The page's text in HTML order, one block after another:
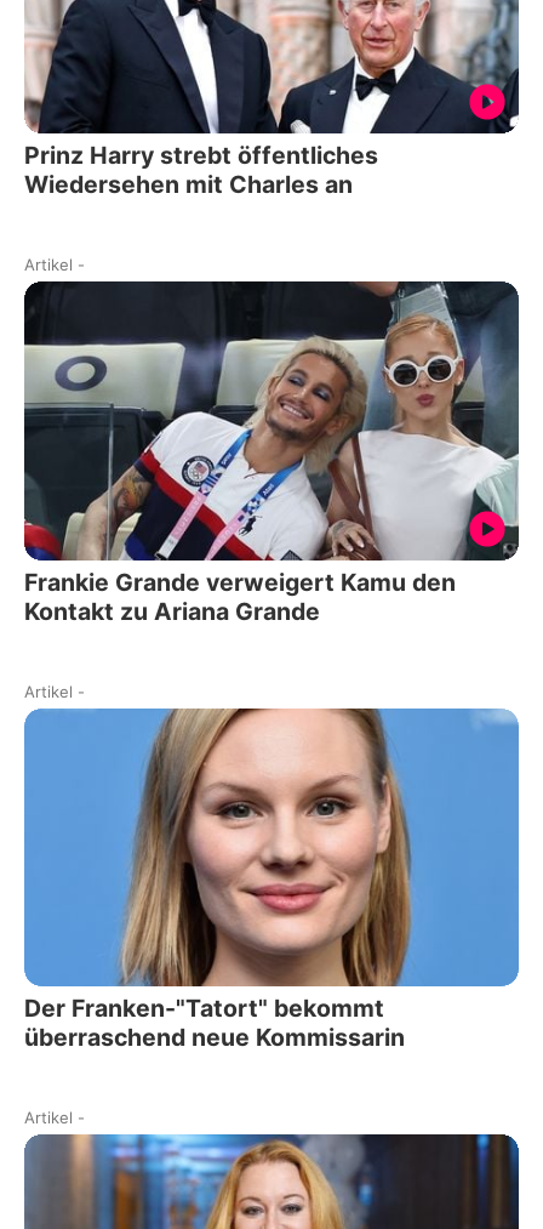
Prinz Harry strebt öffentliches
Wiedersehen mit Charles an
Artikel -
Frankie Grande verweigert Kamu den
Kontakt zu Ariana Grande
Artikel -
Der Franken-"Tatort" bekommt
überraschend neue Kommissarin
Artikel -